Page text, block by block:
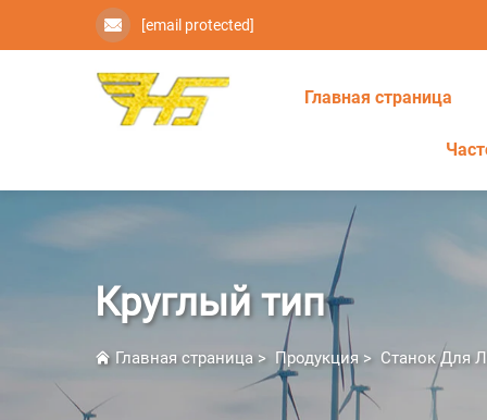
[email protected]
Главная страница
Круглый тип
Главная страница> Продукция> Станок Для